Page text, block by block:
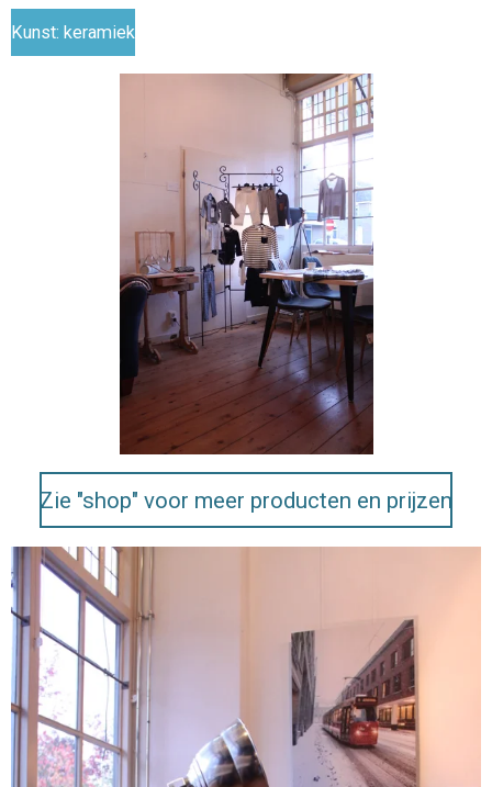
Kunst: keramiek
Zie "shop" voor meer producten en prijzen